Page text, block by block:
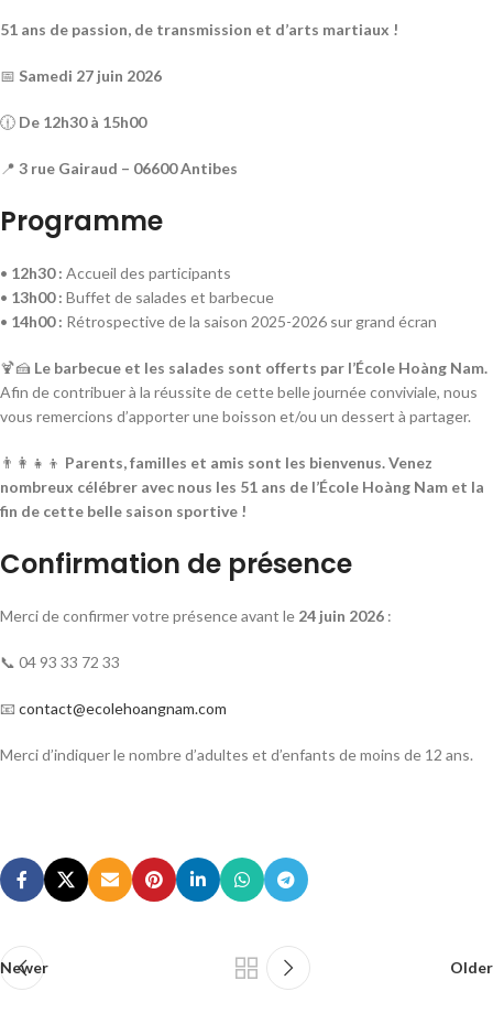
51 ans de passion, de transmission et d’arts martiaux !
📅 Samedi 27 juin 2026
🕧 De 12h30 à 15h00
📍 3 rue Gairaud – 06600 Antibes
Programme
• 12h30 : Accueil des participants
• 13h00 : Buffet de salades et barbecue
• 14h00 : Rétrospective de la saison 2025-2026 sur grand écran
🍹🍰 Le barbecue et les salades sont offerts par l’École Hoàng Nam.
Afin de contribuer à la réussite de cette belle journée conviviale, nous
vous remercions d’apporter une boisson et/ou un dessert à partager.
👨‍👩‍👧‍👦 Parents, familles et amis sont les bienvenus. Venez
nombreux célébrer avec nous les 51 ans de l’École Hoàng Nam et la
fin de cette belle saison sportive !
Confirmation de présence
Merci de confirmer votre présence avant le 24 juin 2026 :
📞 04 93 33 72 33
📧 contact@ecolehoangnam.com
Merci d’indiquer le nombre d’adultes et d’enfants de moins de 12 ans.
Newer Older